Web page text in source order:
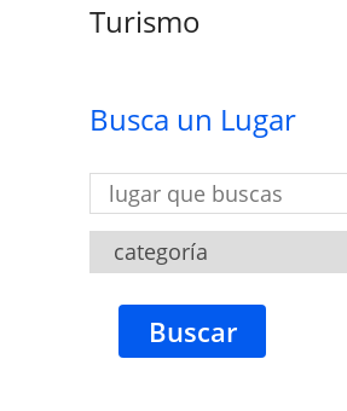
Turismo
Busca un Lugar
Buscar